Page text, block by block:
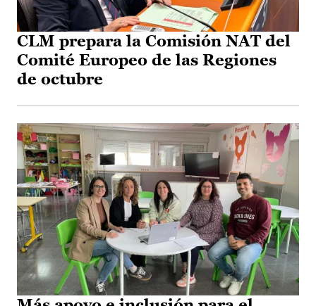
CLM prepara la Comisión NAT del
Comité Europeo de las Regiones
de octubre